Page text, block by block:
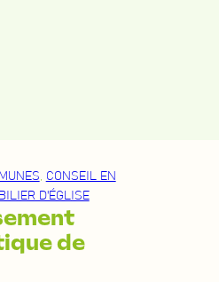
, CONSEIL EN
D'ÉGLISE
de